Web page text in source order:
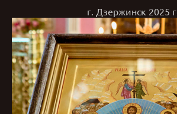
г. Дзержинск 2025 г.